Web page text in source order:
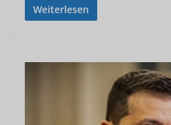
Weiterlesen